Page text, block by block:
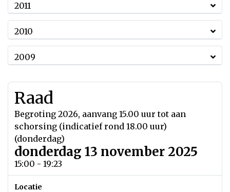
2011
2010
2009
Raad
Begroting 2026, aanvang 15.00 uur tot aan
schorsing (indicatief rond 18.00 uur)
(donderdag)
donderdag 13 november 2025
15:00 - 19:23
Locatie